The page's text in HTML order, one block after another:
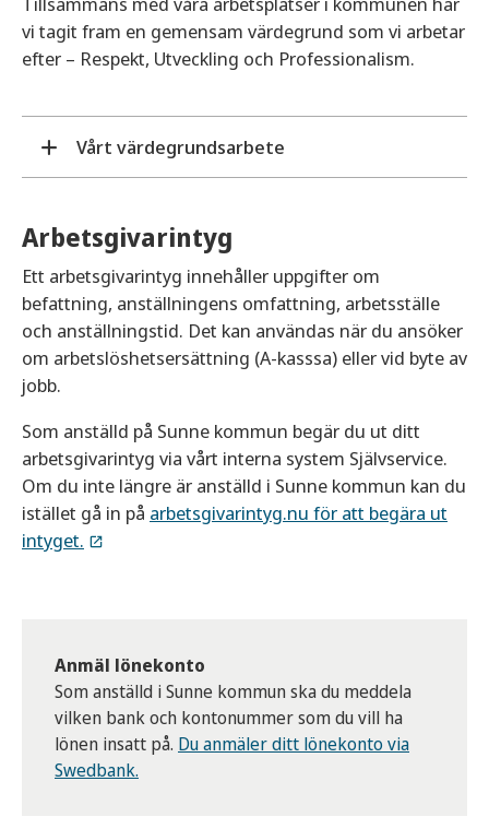
vi tagit fram en gemensam värdegrund som vi arbetar
efter – Respekt, Utveckling och Professionalism.
Vårt värdegrundsarbete
Respekt innebär att vi har ett ärligt och gott
bemötande, där vi bygger tillitsfulla relationer och
långvarigt förtroende. Vi är lyhörda för synpunkter
och åsikter som kan utveckla verksamheten och
komma invånarna till nytta. Vi respekterar och tar
vara på varandras olikheter och ser det som
förmågor stärker organisationen och vi finner
tillsammans nya vägar.
Utveckling
som är hälsofrämjande och skapar arbetsglädje.
Professionalism
Professionalism innebär att vi är till för och ska ge
Arbetsgivarintyg
Ett arbetsgivarintyg innehåller uppgifter om
befattning, anställningens omfattning, arbetsställe
och anställningstid. Det kan användas när du ansöker
om arbetslöshetsersättning (A-kasssa) eller vid byte av
jobb.
Som anställd på Sunne kommun begär du ut ditt
arbetsgivarintyg via vårt interna system Självservice.
Om du inte längre är anställd i Sunne kommun kan du
istället gå in på arbetsgivarintyg.nu för att begära ut
intyget.
Anmäl lönekonto
Som anställd i Sunne kommun ska du meddela
vilken bank och kontonummer som du vill ha
lönen insatt på. Du anmäler ditt lönekonto via
Swedbank.